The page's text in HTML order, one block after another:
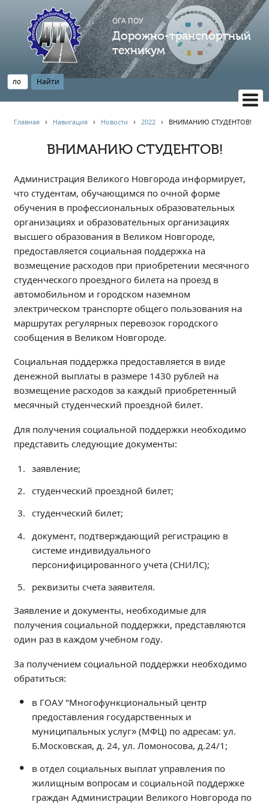
ОГА ПОУ
Дорожно-транспортный
техникум
Главная
Профессионалитет
АБИТУРИЕНТУ
Опрос по качеству образования
Новости
Наблюдательный совет
Информация
Независимая оценка качества
Профориентация
Обращения онлайн
Контакты
Учебно-производственный комплекс
Центр карьеры
Противодействие коррупции
Региональная инновационная площадка
СВЕДЕНИЯ ОБ ОБРАЗОВАТЕЛЬНОЙ ОРГАНИЗАЦИИ
Основные сведения
организацией
Документы
Образование
Образовательные стандарты и требования
Руководство
Материально-техническое обеспечение и
оснащенность образовательного процесса.
Доступная среда
Стипендии и меры поддержки обучающихся
Платные образовательные услуги
Финансово-хозяйственная деятельность
Вакантные места для приёма (перевода)
Международное сотрудничество
Организация питания в образовательной
УЧЕБНАЯ РАБОТА
Главная › Навигация › Новости ›2022 › ВНИМАНИЮ СТУДЕНТОВ!
ВНИМАНИЮ СТУДЕНТОВ!
Администрация Великого Новгорода информирует,
что студентам, обучающимся по очной форме
обучения в профессиональных образовательных
организациях и образовательных организациях
высшего образования в Великом Новгороде,
предоставляется социальная поддержка на
возмещение расходов при приобретении месячного
студенческого проездного билета на проезд в
автомобильном и городском наземном
электрическом транспорте общего пользования на
маршрутах регулярных перевозок городского
сообщения в Великом Новгороде.
Социальная поддержка предоставляется в виде
денежной выплаты в размере 1430 рублей на
возмещение расходов за каждый приобретенный
месячный студенческий проездной билет.
Для получения социальной поддержки необходимо
представить следующие документы:
заявление;
студенческий проездной билет;
студенческий билет;
документ, подтверждающий регистрацию в
системе индивидуального
персонифицированного учета (СНИЛС);
реквизиты счета заявителя.
Заявление и документы, необходимые для
получения социальной поддержки, представляются
один раз в каждом учебном году.
За получением социальной поддержки необходимо
обратиться:
в ГОАУ "Многофункциональный центр
предоставления государственных и
муниципальных услуг» (МФЦ) по адресам: ул.
Б.Московская, д. 24, ул. Ломоносова, д.24/1;
в отдел социальных выплат управления по
жилищным вопросам и социальной поддержке
граждан Администрации Великого Новгорода по